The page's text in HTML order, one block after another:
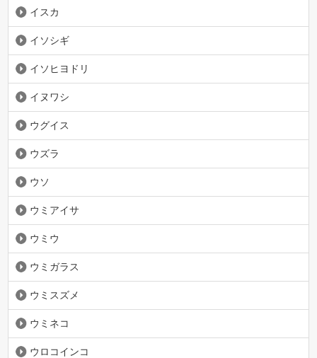
イスカ
イソシギ
イソヒヨドリ
イヌワシ
ウグイス
ウズラ
ウソ
ウミアイサ
ウミウ
ウミガラス
ウミスズメ
ウミネコ
ウロコインコ